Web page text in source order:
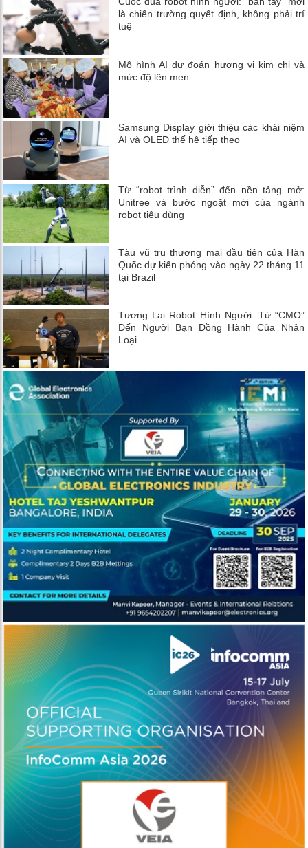
là chiến trường quyết định, không phải trí
tuệ
Mô hình AI dự đoán hương vị kim chi và
mức độ lên men
Samsung Display giới thiệu các khái niệm
AI và OLED thế hệ tiếp theo
Từ “robot trình diễn” đến nền tảng mở:
Unitree và bước ngoặt mới của ngành
robot tiêu dùng
Tàu vũ trụ thương mại đầu tiên của Hàn
Quốc dự kiến ​​phóng vào ngày 22 tháng 11
tại Brazil
Tương Lai Robot Hình Người: Từ “CMO”
Đến Người Bạn Đồng Hành Của Nhân
Loại